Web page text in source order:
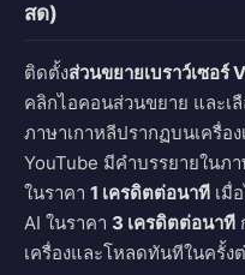
สด)
ติดตั้งส่วนขยายเบราว์เซอร์
คลิกไอคอนส่วนขยาย และเ
ภาษาเกาหลีปรากฏบนเครื่อ
YouTube มีคำบรรยายในภ
ในราคา 1 เครดิตต่อนาที เมื่
AI ในราคา 3 เครดิตต่อนาที
เครื่องและโหลดทันทีในครั้